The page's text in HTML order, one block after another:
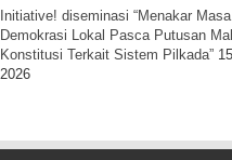
Initiative! diseminasi “Menakar
Demokrasi Lokal Pasca Putusan
Konstitusi Terkait Sistem Pilkada”
2026